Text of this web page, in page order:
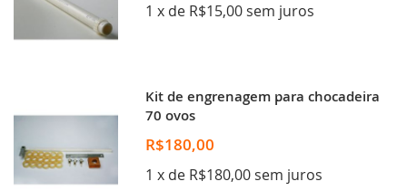
1 x de R$15,00 sem juros
Kit de engrenagem para chocadeira
70 ovos
R$180,00
1 x de R$180,00 sem juros